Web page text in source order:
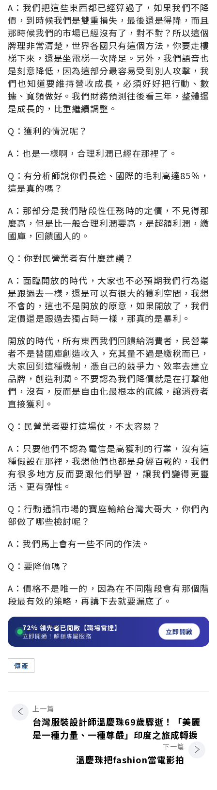
A：我們把這些東西都已經算過了，如果我們不降
價，到時候我們是雙重損失，最後還是得降，而且
那時候我們的市場已經沒有了，對不對？所以這個
牌理非常清楚，世界各國只有這個方法，你要走樓
梯下來，還是坐電梯一次降足。另外，我們語音也
是刻意降低，因為這部分最容易受到別人攻擊，我
們也知道要維持營收成長，必須好好把行動、數
據、寬頻做好。我們財務預測往後看三年，整體還
是成長的，比重繼續調整。
Q：獲利的情況呢？
A：也是一樣啊，合理利潤已經在那裡了。
Q：有分析師說你們長途、國際的毛利高達85％，
這是真的嗎？
A：那部分是我們階段性任務時的定價，不見得那
麼高，但是比一般合理利潤要高，是超額利潤，繳
國庫，回饋國人的。
Q：你對民營業者有什麼建議？
A：面臨開放的時代，大家也不必預期我們行為還
是跟過去一樣，還是可以有很大的獲利空間，我想
不會的，這也不是開放的原意，如果開放了，我們
定價還是跟過去獨占時一樣，那真的是暴利。
開放的時代，所有東西我們回饋給消費者，民營業
者不是替國庫創造收入，充其量不過是繳稅而已，
大家回到這種機制，憑自己的競爭力、效率去建立
品牌，創造利潤。不要認為我們降價就是在打擊他
們，沒有，反而是自由化最根本的底線，讓消費者
直接獲利。
Q：民營業者要打這場仗，不太容易？
A：只要他們不認為電信是高獲利的行業，沒有這
種假設在那裡，我想他們也都是身經百戰的，我們
有很多地方反而要跟他們學習，讓我們變得更靈
活、更有彈性。
Q：行動通訊市場的寶座輸給台灣大哥大，你們內
部做了哪些檢討呢？
A：我們馬上會有一些不同的作法。
Q：要降價嗎？
A：價格不是唯一的，因為在不同階段會有那個階
段最有效的策略，再講下去就要漏底了。
72% 領先者已開啟【職場雷達】
立即開通！解鎖專屬服務 立即開啟
傳產
上一篇
台灣服裝設計師溫慶珠69歲驟逝！「美麗
是一種力量、一種尊嚴」印度之旅成轉捩
下一篇
溫慶珠把fashion當電影拍